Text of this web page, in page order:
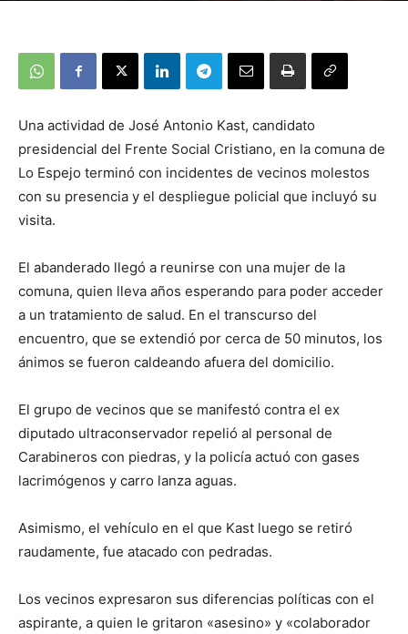
Una actividad de José Antonio Kast, candidato
presidencial del Frente Social Cristiano, en la comuna de
Lo Espejo terminó con incidentes de vecinos molestos
con su presencia y el despliegue policial que incluyó su
visita.
El abanderado llegó a reunirse con una mujer de la
comuna, quien lleva años esperando para poder acceder
a un tratamiento de salud. En el transcurso del
encuentro, que se extendió por cerca de 50 minutos, los
ánimos se fueron caldeando afuera del domicilio.
El grupo de vecinos que se manifestó contra el ex
diputado ultraconservador repelió al personal de
Carabineros con piedras, y la policía actuó con gases
lacrimógenos y carro lanza aguas.
Asimismo, el vehículo en el que Kast luego se retiró
raudamente, fue atacado con pedradas.
Los vecinos expresaron sus diferencias políticas con el
aspirante, a quien le gritaron «asesino» y «colaborador